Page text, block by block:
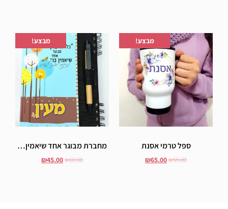
מבצע!
ספל טרמי אסנת
₪95.00
₪65.00
מבצע!
מחברת מבוגר אחד שיאמין…
₪60.00
₪45.00